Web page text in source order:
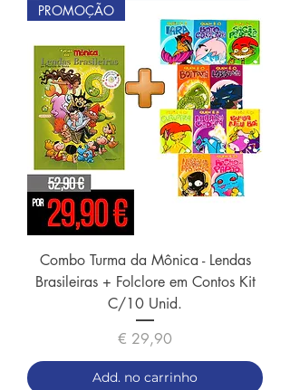
PROMOÇÃO
Combo Turma da Mônica - Lendas
Brasileiras + Folclore em Contos Kit
C/10 Unid.
Preço
€ 29,90
Add. no carrinho